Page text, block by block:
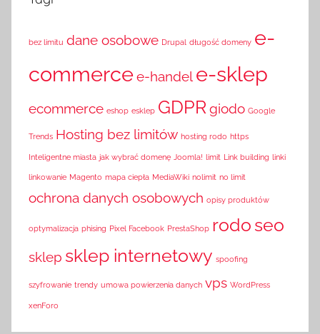
bez limitu dane osobowe Drupal długość domeny e-
commercee-handel e-sklep
ecommerce eshop esklep GDPRgiodo Google
Trends Hosting bez limitów hosting rodo https
Inteligentne miasta jak wybrać domenę Joomla! limit Link building linki
linkowanie Magento mapa ciepła MediaWiki nolimit no limit
ochrona danych osobowych opisy produktów
optymalizacja phising Pixel Facebook PrestaShop rodo seo
sklep sklep internetowy spoofing
szyfrowanie trendy umowa powierzenia danych vps WordPress
xenForo